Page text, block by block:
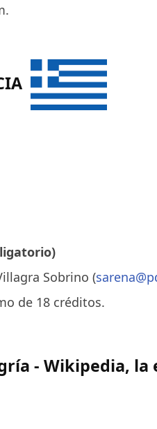
Sobrino (
de 18 créditos.